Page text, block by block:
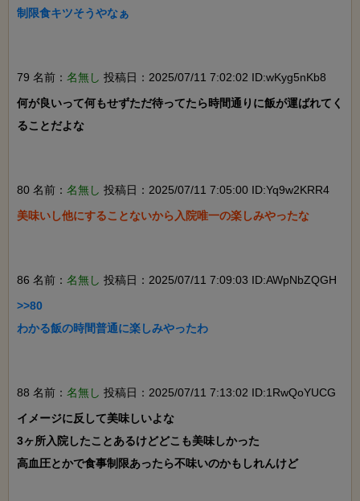
制限食キツそうやなぁ
79 名前： 名無し 投稿日：2025/07/11 7:02:02 ID:wKyg5nKb8
何が良いって何もせずただ待ってたら時間通りに飯が運ばれてく
ることだよな
80 名前： 名無し 投稿日：2025/07/11 7:05:00 ID:Yq9w2KRR4
美味いし他にすることないから入院唯一の楽しみやったな
86 名前： 名無し 投稿日：2025/07/11 7:09:03 ID:AWpNbZQGH
>>80
わかる飯の時間普通に楽しみやったわ
88 名前： 名無し 投稿日：2025/07/11 7:13:02 ID:1RwQoYUCG
イメージに反して美味しいよな
3ヶ所入院したことあるけどどこも美味しかった
高血圧とかで食事制限あったら不味いのかもしれんけど